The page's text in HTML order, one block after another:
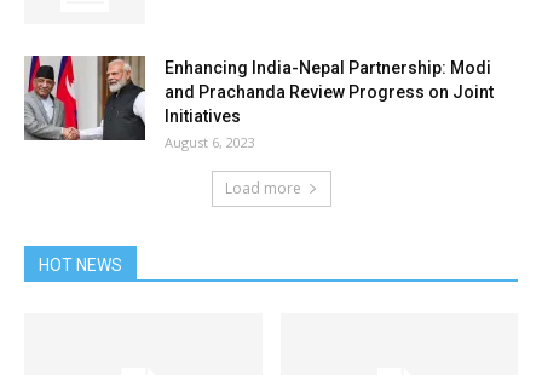
Enhancing India-Nepal Partnership: Modi
and Prachanda Review Progress on Joint
Initiatives
August 6, 2023
Load more
HOT NEWS